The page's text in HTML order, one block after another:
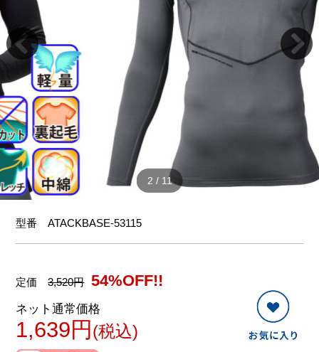
2 / 11
型番ATACKBASE-53115
定価3,520円 54%OFF!!
ネット通常価格
1,639円 (税込)